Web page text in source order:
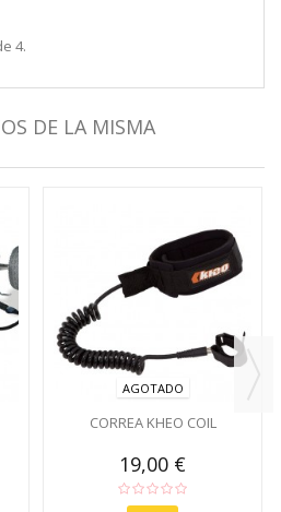
4.
DE LA MISMA
AGOTADO
CORREA KHEO COIL
19,00 €